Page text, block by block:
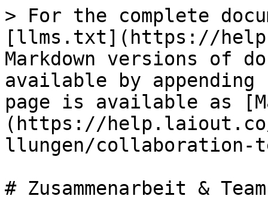
> For the complete
[llms.txt](https://
Markdown versions of
available by
page is available as
(https://help.laiout.co/
llungen/collaboration-
# Zusammenarbeit &